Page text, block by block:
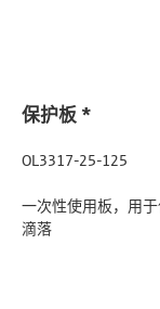
保护板 *
OL3317-25-125
一次性使用板，用
滴落